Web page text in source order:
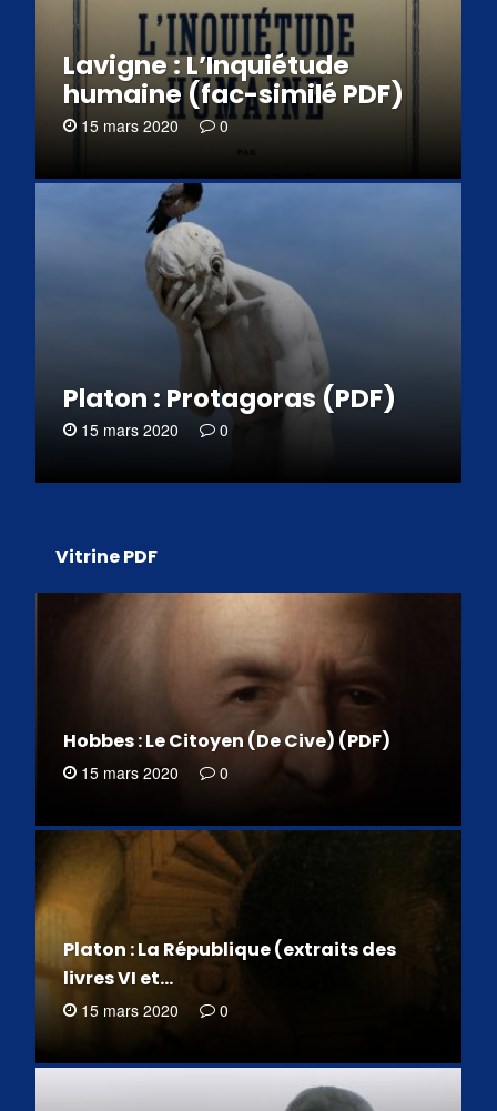
Lavigne : L’Inquiétude
humaine (fac-similé PDF)
15 mars 2020 0
Platon : Protagoras (PDF)
15 mars 2020 0
Vitrine PDF
Hobbes : Le Citoyen (De Cive) (PDF)
15 mars 2020 0
Platon : La République (extraits des
livres VI et…
15 mars 2020 0